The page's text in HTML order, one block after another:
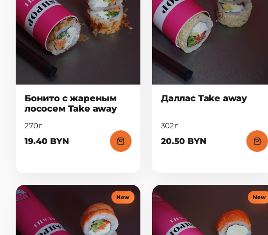
Бонито с жареным
лососем Take away
270г
19.40 BYN
Даллас Take away
302г
20.50 BYN
New New